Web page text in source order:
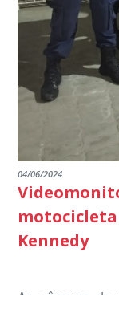
Ministério
emocionantes
escuta pública.
dialogada em
04/06/2024
Kennedy
As câmeras de